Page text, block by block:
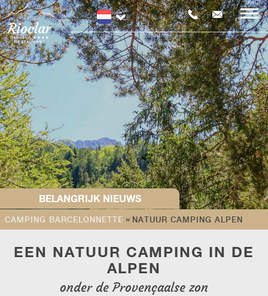
BELANGRIJK NIEUWS
RESTAURANT
GEOPEND
CAMPING BARCELONNETTE » NATUUR CAMPING ALPEN
EEN NATUUR CAMPING IN DE
ALPEN
onder de Provençaalse zon